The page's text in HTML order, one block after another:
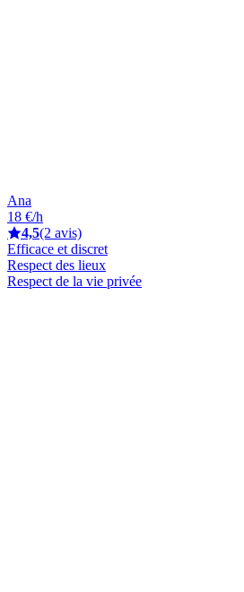
Ana
18 €/h
4,5(2 avis)
Efficace et discret
Respect des lieux
Respect de la vie privée